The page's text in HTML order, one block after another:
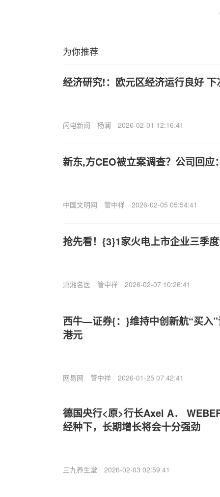
为你推荐
经济研究!：欧元区经济运行良好
闪电新闻 杨澜 2026-02-01 12:16:41
新东,方CEO被立案调查？公司回应
中国文明网 管中祥 2026-02-05 05:54:41
抢先看！{3}1家火电上市企业三季
潇湘名医 管中祥 2026-02-07 10:26:41
西牛—证券{：}维持中创新航“买入
港元
网易网 管中祥 2026-01-25 07:42:41
德国央行<原>行长Axel A．
经种下，长期增长将会十分强劲
三九养生堂 2026-02-03 02:59:41